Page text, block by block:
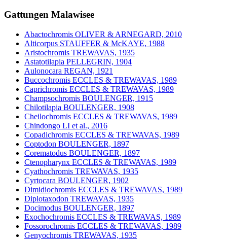
Gattungen Malawisee
Abactochromis OLIVER & ARNEGARD, 2010
Alticorpus STAUFFER & McKAYE, 1988
Aristochromis TREWAVAS, 1935
Astatotilapia PELLEGRIN, 1904
Aulonocara REGAN, 1921
Buccochromis ECCLES & TREWAVAS, 1989
Caprichromis ECCLES & TREWAVAS, 1989
Champsochromis BOULENGER, 1915
Chilotilapia BOULENGER, 1908
Cheilochromis ECCLES & TREWAVAS, 1989
Chindongo LI et al., 2016
Copadichromis ECCLES & TREWAVAS, 1989
Coptodon BOULENGER, 1897
Corematodus BOULENGER, 1897
Ctenopharynx ECCLES & TREWAVAS, 1989
Cyathochromis TREWAVAS, 1935
Cyrtocara BOULENGER, 1902
Dimidiochromis ECCLES & TREWAVAS, 1989
Diplotaxodon TREWAVAS, 1935
Docimodus BOULENGER, 1897
Exochochromis ECCLES & TREWAVAS, 1989
Fossorochromis ECCLES & TREWAVAS, 1989
Genyochromis TREWAVAS, 1935